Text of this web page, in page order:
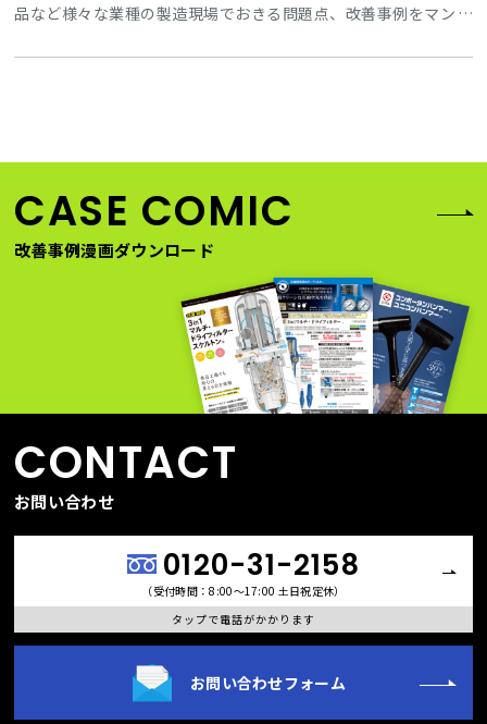
品など様々な業種の製造現場でおきる問題点、改善事例をマン
ービス製品導入効果事例のご紹介 WEBセミナー●開催日時：
CASE COMIC
改善事例漫画ダウンロード
CONTACT
お問い合わせ
0120-31-2158
（受付時間：8:00〜17:00 土日祝定休）
タップで電話がかかります
お問い合わせフォーム